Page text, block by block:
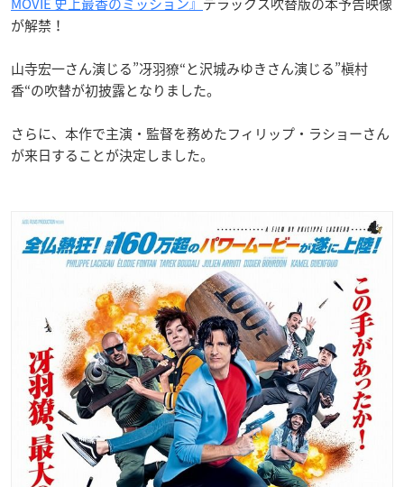
が解禁！
山寺宏一さん演じる”冴羽獠“と沢城みゆきさん演じる”槇村
香“の吹替が初披露となりました。
さらに、本作で主演・監督を務めたフィリップ・ラショーさん
が来日することが決定しました。